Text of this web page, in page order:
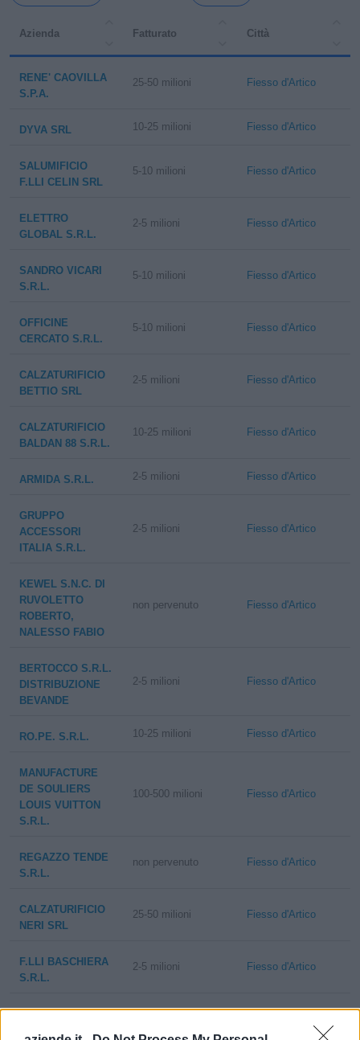
Azienda Fatturato Città
RENE' CAOVILLA
S.P.A.
25-50 milioni Fiesso d'Artico
DYVA SRL 10-25 milioni Fiesso d'Artico
SALUMIFICIO
F.LLI CELIN SRL
5-10 milioni Fiesso d'Artico
ELETTRO
GLOBAL S.R.L.
2-5 milioni Fiesso d'Artico
SANDRO VICARI
S.R.L.
5-10 milioni Fiesso d'Artico
OFFICINE
CERCATO S.R.L.
5-10 milioni Fiesso d'Artico
CALZATURIFICIO
BETTIO SRL
2-5 milioni Fiesso d'Artico
CALZATURIFICIO
BALDAN 88 S.R.L.
10-25 milioni Fiesso d'Artico
ARMIDA S.R.L. 2-5 milioni Fiesso d'Artico
GRUPPO
ACCESSORI
ITALIA S.R.L.
2-5 milioni Fiesso d'Artico
KEWEL S.N.C. DI
RUVOLETTO
ROBERTO,
NALESSO FABIO
non pervenuto Fiesso d'Artico
BERTOCCO S.R.L.
DISTRIBUZIONE
BEVANDE
2-5 milioni Fiesso d'Artico
RO.PE. S.R.L. 10-25 milioni Fiesso d'Artico
MANUFACTURE
DE SOULIERS
LOUIS VUITTON
S.R.L.
100-500 milioni Fiesso d'Artico
REGAZZO TENDE
S.R.L.
non pervenuto Fiesso d'Artico
CALZATURIFICIO
NERI SRL
25-50 milioni Fiesso d'Artico
F.LLI BASCHIERA
S.R.L.
2-5 milioni Fiesso d'Artico
FUSTELLIFICIO